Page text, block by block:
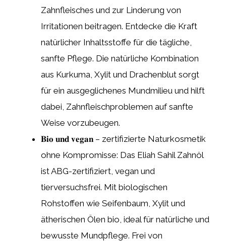
Zahnfleisches und zur Linderung von
Irritationen beitragen. Entdecke die Kraft
natürlicher Inhaltsstoffe für die tägliche,
sanfte Pflege. Die natürliche Kombination
aus Kurkuma, Xylit und Drachenblut sorgt
für ein ausgeglichenes Mundmilieu und hilft
dabei, Zahnfleischproblemen auf sanfte
Weise vorzubeugen.
𝐁𝐢𝐨 𝐮𝐧𝐝 𝐯𝐞𝐠𝐚𝐧 – zertifizierte Naturkosmetik
ohne Kompromisse: Das Eliah Sahil Zahnöl
ist ABG-zertifiziert, vegan und
tierversuchsfrei. Mit biologischen
Rohstoffen wie Seifenbaum, Xylit und
ätherischen Ölen bio, ideal für natürliche und
bewusste Mundpflege. Frei von